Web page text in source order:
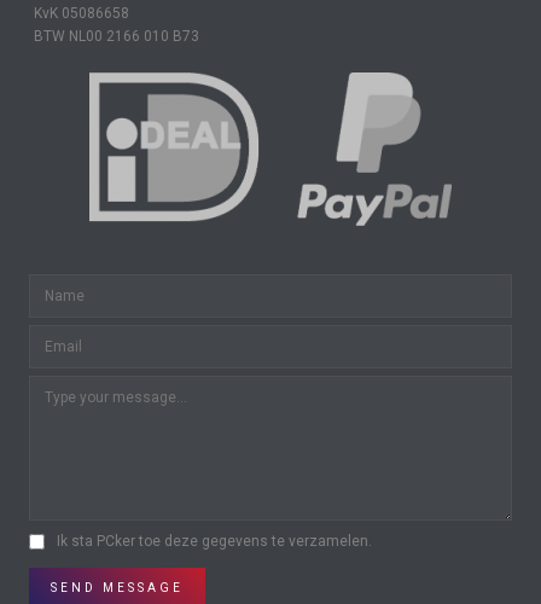
KvK 05086658
BTW NL00 2166 010 B73
Ik sta PCker toe deze gegevens te verzamelen.
SEND MESSAGE